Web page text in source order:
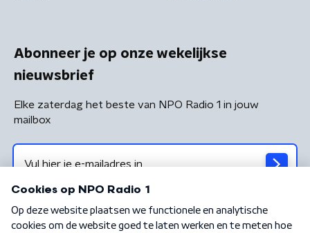
Abonneer je op onze wekelijkse
nieuwsbrief
Elke zaterdag het beste van NPO Radio 1 in jouw
mailbox